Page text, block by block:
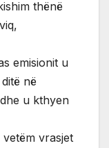
thënë
emisionit u
në
u kthyen
vrasjet